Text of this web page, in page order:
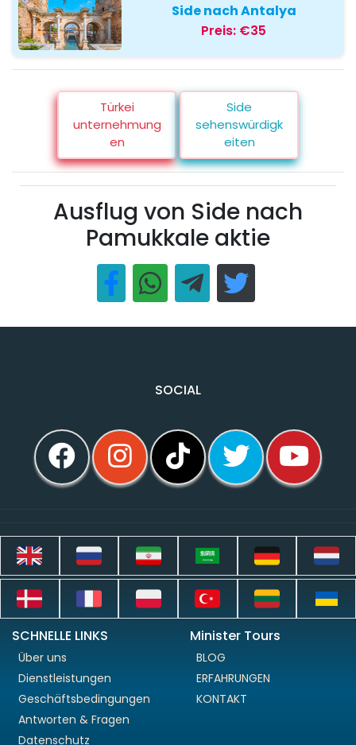
Side nach Antalya
Preis: €35
Türkei
unternehmung
en
Side
sehenswürdigk
eiten
Ausflug von Side nach
Pamukkale aktie
SOCIAL
SCHNELLE LINKS
Über uns
Dienstleistungen
Geschäftsbedingungen
Antworten & Fragen
Datenschutz
Minister Tours
BLOG
ERFAHRUNGEN
KONTAKT